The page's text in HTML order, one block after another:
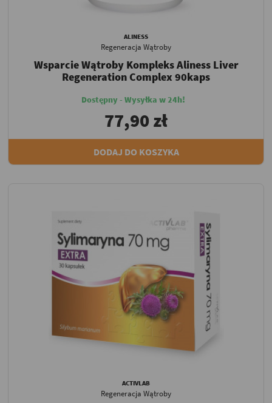
ALINESS
Regeneracja Wątroby
Wsparcie Wątroby Kompleks Aliness Liver
Regeneration Complex 90kaps
Dostępny - Wysyłka w 24h!
77,90 zł
DODAJ DO KOSZYKA
ACTIVLAB
Regeneracja Wątroby